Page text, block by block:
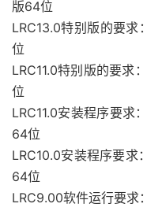
版64位
LRC13.0特别版的要
位
LRC11.0特别版的要求
位
LRC11.0安装程序要求
64位
LRC10.0安装程序要求
64位
LRC9.00软件运行要求